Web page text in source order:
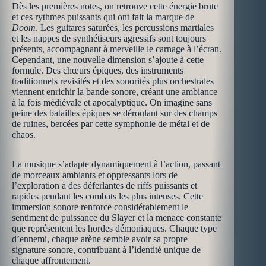
Dès les premières notes, on retrouve cette énergie brute
et ces rythmes puissants qui ont fait la marque de
Doom. Les guitares saturées, les percussions martiales
et les nappes de synthétiseurs agressifs sont toujours
présents, accompagnant à merveille le carnage à l’écran.
Cependant, une nouvelle dimension s’ajoute à cette
formule. Des chœurs épiques, des instruments
traditionnels revisités et des sonorités plus orchestrales
viennent enrichir la bande sonore, créant une ambiance
à la fois médiévale et apocalyptique. On imagine sans
peine des batailles épiques se déroulant sur des champs
de ruines, bercées par cette symphonie de métal et de
chaos.
La musique s’adapte dynamiquement à l’action, passant
de morceaux ambiants et oppressants lors de
l’exploration à des déferlantes de riffs puissants et
rapides pendant les combats les plus intenses. Cette
immersion sonore renforce considérablement le
sentiment de puissance du Slayer et la menace constante
que représentent les hordes démoniaques. Chaque type
d’ennemi, chaque arène semble avoir sa propre
signature sonore, contribuant à l’identité unique de
chaque affrontement.